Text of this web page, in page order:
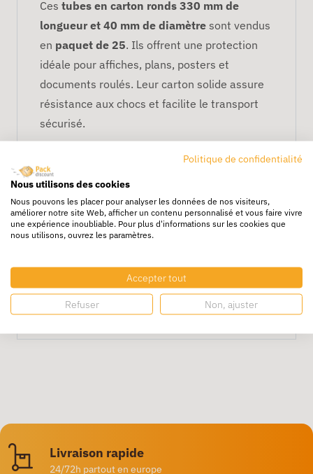
Ces tubes en carton ronds 330 mm de
longueur et 40 mm de diamètre sont vendus
en paquet de 25. Ils offrent une protection
idéale pour affiches, plans, posters et
documents roulés. Leur carton solide assure
résistance aux chocs et facilite le transport
sécurisé.
Carton rigide et durable
Protège efficacement les documents
roulés
Paquet de 25 pour un
Idéal pour envois professionnels et e-
commerce
Livraison rapide
24/72h partout en europe
Politique de confidentialité
Nous utilisons des cookies
Nous pouvons les placer pour analyser les données de nos visiteurs,
améliorer notre site Web, afficher un contenu personnalisé et vous faire vivre
une expérience inoubliable. Pour plus d'informations sur les cookies que
nous utilisons, ouvrez les paramètres.
Accepter tout
Refuser Non, ajuster